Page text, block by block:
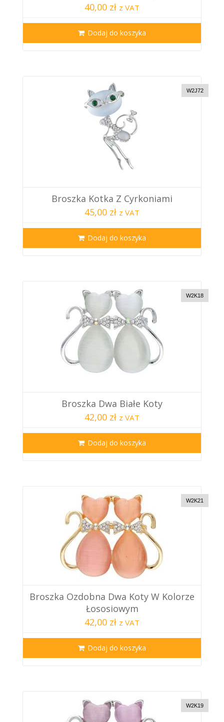
40,00 zł z VAT
Dodaj do koszyka
W2J72
Broszka Kotka Z Cyrkoniami
45,00 zł z VAT
Dodaj do koszyka
W2K18
Broszka Dwa Białe Koty
42,00 zł z VAT
Dodaj do koszyka
W2K21
Broszka Ozdobna Dwa Koty W Kolorze
Łososiowym
42,00 zł z VAT
Dodaj do koszyka
W2K19